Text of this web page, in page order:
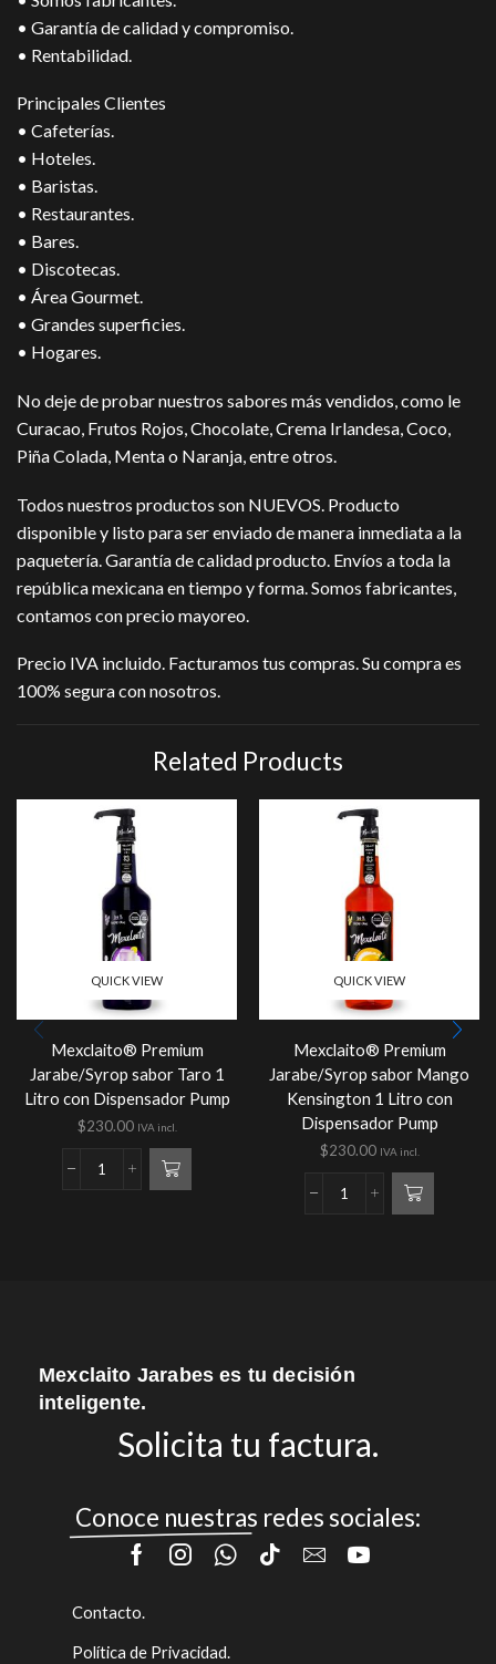
• Garantía de calidad y compromiso.
• Rentabilidad.
Principales Clientes
• Cafeterías.
• Hoteles.
• Baristas.
• Restaurantes.
• Bares.
• Discotecas.
• Área Gourmet.
• Grandes superficies.
• Hogares.
No deje de probar nuestros sabores más vendidos, como le
Curacao, Frutos Rojos,Chocolate,Crema Irlandesa,Coco,
Piña Colada, Mentao Naranja,entre otros.
Todos nuestros productos son NUEVOS. Producto
disponible y listo para ser enviado de manera inmediata a la
paquetería. Garantía de calidad producto. Envíos a toda la
república mexicana en tiempo y forma. Somos fabricantes,
contamos con precio mayoreo.
Precio IVA incluido. Facturamos tus compras. Su compra es
100% segura con nosotros.
Related Products
QUICK VIEW
Mexclaito® Premium
Jarabe/Syrop sabor Taro 1
Litro con Dispensador Pump
$230.00 IVA incl.
QUICK VIEW
Mexclaito® Premium
Jarabe/Syrop sabor Mango
Kensington 1 Litro con
Dispensador Pump
$230.00 IVA incl.
Mexclaito Jarabes es tu decisión
inteligente.
Solicita tu factura.
Conoce nuestras redes sociales:
Contacto.
Política de Privacidad.